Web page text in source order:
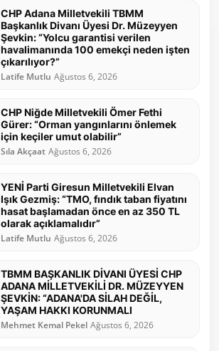
CHP Adana Milletvekili TBMM
Başkanlık Divanı Üyesi Dr. Müzeyyen
Şevkin: “Yolcu garantisi verilen
havalimanında 100 emekçi neden işten
çıkarılıyor?”
Latife Mutlu Ağustos 6, 2026
CHP Niğde Milletvekili Ömer Fethi
Gürer: “Orman yangınlarını önlemek
için keçiler umut olabilir”
Sıla Akçaat Ağustos 6, 2026
YENİ Parti Giresun Milletvekili Elvan
Işık Gezmiş: “TMO, fındık taban fiyatını
hasat başlamadan önce en az 350 TL
olarak açıklamalıdır”
Latife Mutlu Ağustos 6, 2026
TBMM BAŞKANLIK DİVANI ÜYESİ CHP
ADANA MİLLETVEKİLİ DR. MÜZEYYEN
ŞEVKİN: “ADANA'DA SİLAH DEĞİL,
YAŞAM HAKKI KORUNMALI
Mehmet Kemal Pekel Ağustos 6, 2026